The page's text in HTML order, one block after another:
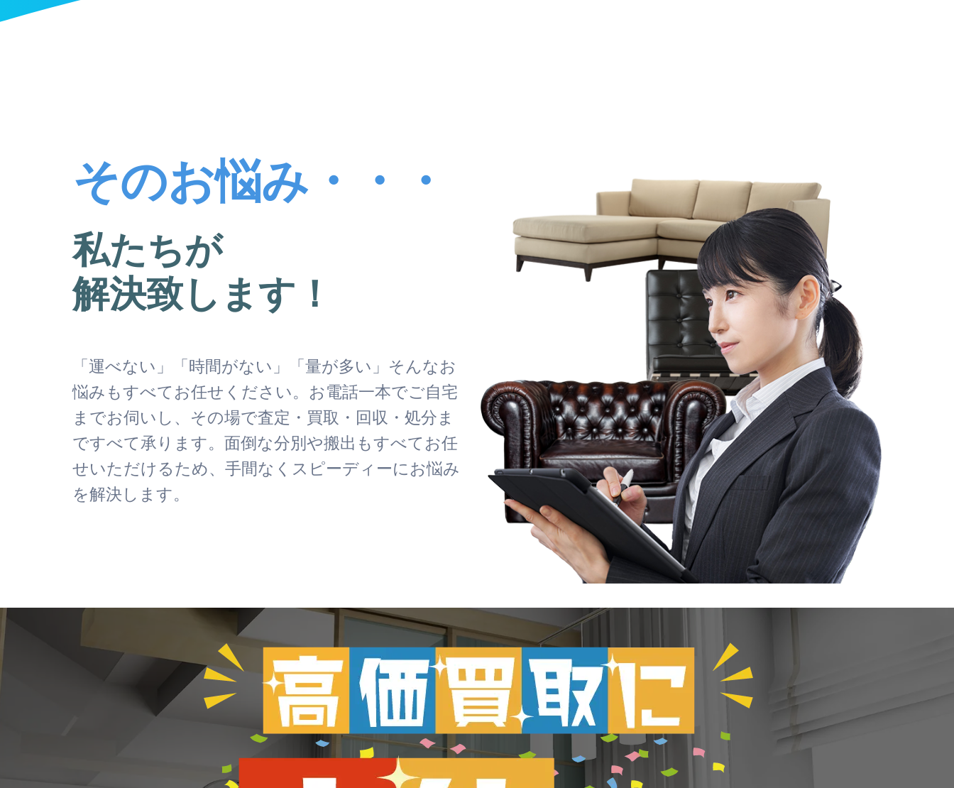
そのお悩み・・・
私たちが
解決致します！
「運べない」「時間がない」「量が多い」そんなお
悩みもすべてお任せください。お電話一本でご自宅
までお伺いし、その場で査定・買取・回収・処分ま
ですべて承ります。面倒な分別や搬出もすべてお任
せいただけるため、手間なくスピーディーにお悩み
を解決します。